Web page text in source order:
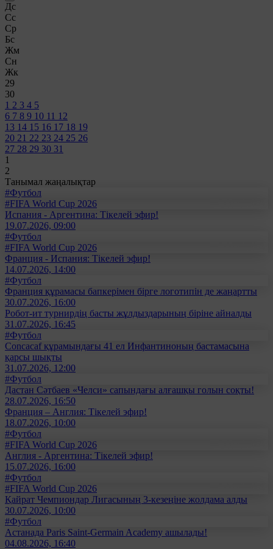
Дс
Сс
Ср
Бс
Жм
Сн
Жк
29
30
1 2 3 4 5
6 7 8 9 10 11 12
13 14 15 16 17 18 19
20 21 22 23 24 25 26
27 28 29 30 31
1
2
Танымал жаңалықтар
#Футбол
#FIFA World Cup 2026
Испания - Аргентина: Тікелей эфир!
19.07.2026, 09:00
#Футбол
#FIFA World Cup 2026
Франция - Испания: Тікелей эфир!
14.07.2026, 14:00
#Футбол
Франция құрамасы бапкерімен бірге логотипін де жаңартты
30.07.2026, 16:00
Робот-ит турнирдің басты жұлдыздарының біріне айналды
31.07.2026, 16:45
#Футбол
Concacaf құрамындағы 41 ел Инфантиноның бастамасына
қарсы шықты
31.07.2026, 12:00
#Футбол
Дастан Сәтбаев «Челси» сапындағы алғашқы голын соқты!
28.07.2026, 16:50
Франция – Англия: Тікелей эфир!
18.07.2026, 10:00
#Футбол
#FIFA World Cup 2026
Англия - Аргентина: Тікелей эфир!
15.07.2026, 16:00
#Футбол
#FIFA World Cup 2026
Қайрат Чемпиондар Лигасының 3-кезеңіне жолдама алды
30.07.2026, 10:00
#Футбол
Астанада Paris Saint-Germain Academy ашылады!
04.08.2026, 16:40